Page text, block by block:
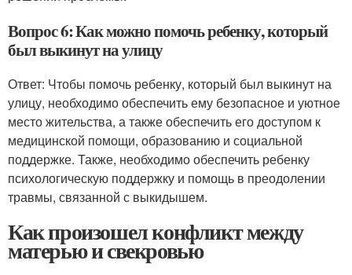
Вопрос 6: Как можно помочь ребенку, который
был выкинут на улицу
Ответ: Чтобы помочь ребенку, который был выкинут на
улицу, необходимо обеспечить ему безопасное и уютное
место жительства, а также обеспечить его доступом к
медицинской помощи, образованию и социальной
поддержке. Также, необходимо обеспечить ребенку
психологическую поддержку и помощь в преодолении
травмы, связанной с выкидышем.
Как произошел конфликт между
матерью и свекровью